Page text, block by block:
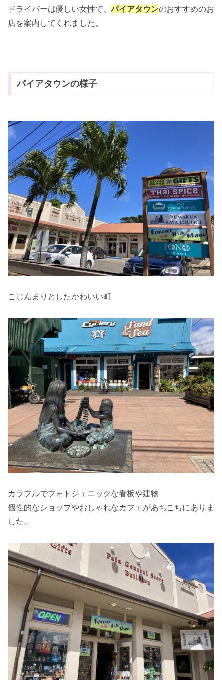
ドライバーは優しい女性で、 パイアタウンのおすすめのお
店を案内してくれました。
パイアタウンの様子
こじんまりとしたかわいい町
カラフルでフォトジェニックな看板や建物
個性的なショップやおしゃれなカフェがあちこちにありま
した。